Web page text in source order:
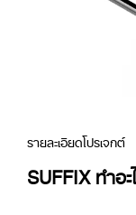
รายละเอียดโปรเจกต์
SUFFIX ทำอ